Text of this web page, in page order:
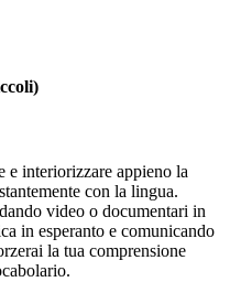
e interiorizzare appieno la
con la lingua.
video o documentari in
in esperanto e comunicando
la tua comprensione